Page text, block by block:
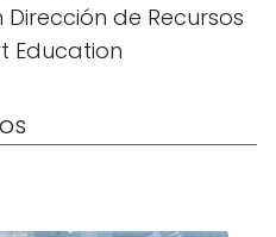
Dirección de Recursos
Education